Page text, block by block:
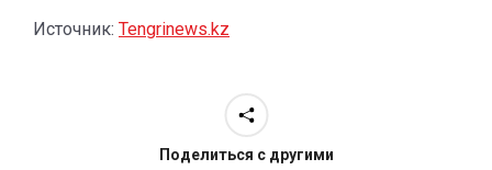
Источник: Tengrinews.kz
Поделиться с другими